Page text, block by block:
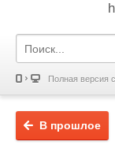
Полная версия
В прошлое